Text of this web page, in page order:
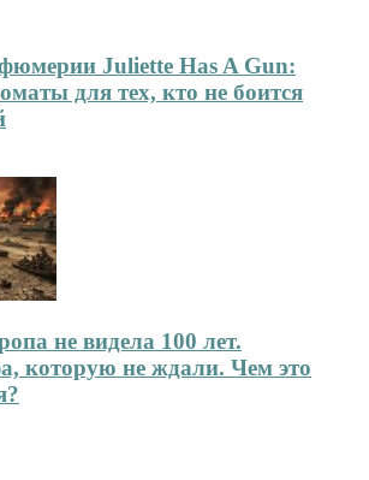
Juliette Has A Gun:
для тех, кто не боится
не видела 100 лет.
которую не ждали. Чем это